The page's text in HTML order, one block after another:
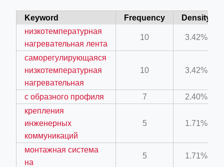
feed-calculator
Keyword Frequency
Density
низкотемпературная
нагревательная лента
10 3.42%
саморегулирующаяся
низкотемпературная
нагревательная
10 3.42%
с образного профиля 7
2.40%
крепления
инженерных
коммуникаций
5 1.71%
монтажная система
на
5 1.71%